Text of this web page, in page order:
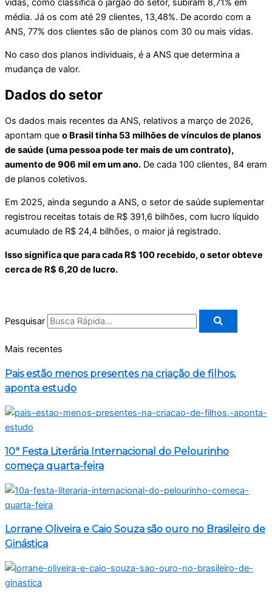
vidas, como classifica o jargão do setor, subiram 8,71% em
média. Já os com até 29 clientes, 13,48%. De acordo com a
ANS, 77% dos clientes são de planos com 30 ou mais vidas.
No caso dos planos individuais, é a ANS que determina a
mudança de valor.
Dados do setor
Os dados mais recentes da ANS, relativos a março de 2026,
apontam que o Brasil tinha 53 milhões de vínculos de planos
de saúde (uma pessoa pode ter mais de um contrato),
aumento de 906 mil em um ano. De cada 100 clientes, 84 eram
de planos coletivos.
Em 2025, ainda segundo a ANS, o setor de saúde suplementar
registrou receitas totais de R$ 391,6 bilhões, com lucro líquido
acumulado de R$ 24,4 bilhões, o maior já registrado.
Isso significa que para cada R$ 100 recebido, o setor obteve
cerca de R$ 6,20 de lucro.
Pesquisar
Mais recentes
Pais estão menos presentes na criação de filhos,
aponta estudo
10ª Festa Literária Internacional do Pelourinho
começa quarta-feira
Lorrane Oliveira e Caio Souza são ouro no Brasileiro de
Ginástica